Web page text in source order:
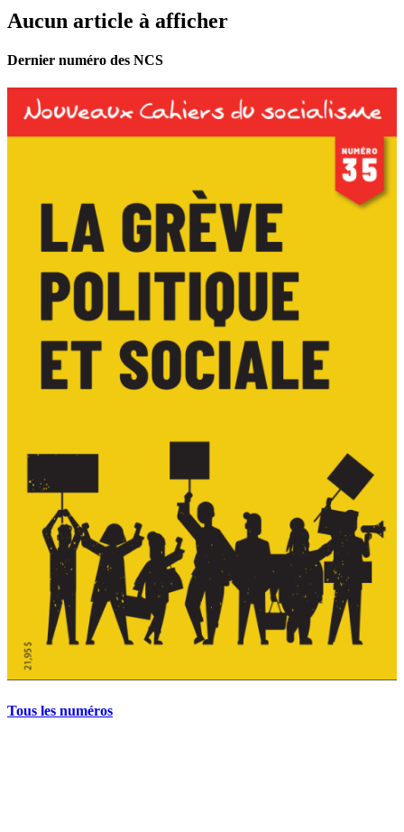
Aucun article à afficher
Dernier numéro des NCS
Tous les numéros